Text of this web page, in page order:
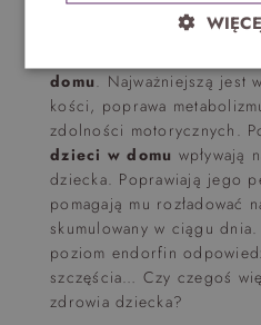
domu. Najważniejszą jest
kości, poprawa
zdolności motorycznych.
dzieci w domu wpływają
dziecka. Poprawiają jego
pomagają mu rozładować
skumulowany w ciągu dnia.
poziom endorfin
szczęścia… Czy czegoś
zdrowia dziecka?